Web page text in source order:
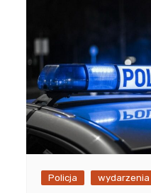
Policja wydarzenia